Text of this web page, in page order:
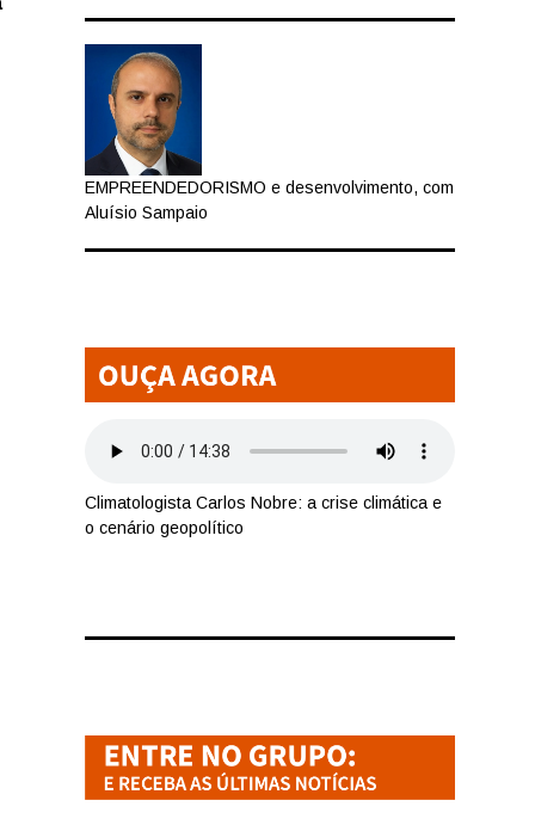
EMPREENDEDORISMO e desenvolvimento, com
Aluísio Sampaio
Climatologista Carlos Nobre: a crise climática e
o cenário geopolítico